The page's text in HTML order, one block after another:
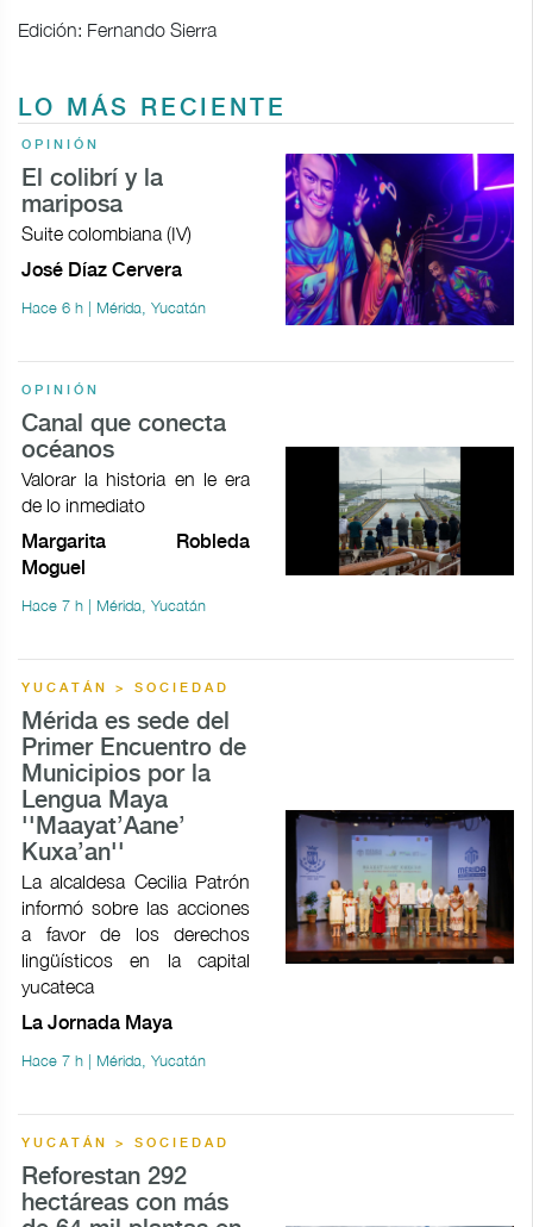
Edición: Fernando Sierra
LO MÁS RECIENTE
OPINIÓN
El colibrí y la
mariposa
Suite colombiana (IV)
José Díaz Cervera
Hace 6 h | Mérida, Yucatán
OPINIÓN
Canal que conecta
océanos
Valorar la historia en le era
de lo inmediato
Margarita Robleda
Moguel
Hace 7 h | Mérida, Yucatán
YUCATÁN > SOCIEDAD
Mérida es sede del
Primer Encuentro de
Municipios por la
Lengua Maya
''Maayat’Aane’
Kuxa’an''
La alcaldesa Cecilia Patrón
informó sobre las acciones
a favor de los derechos
lingüísticos en la capital
yucateca
La Jornada Maya
Hace 7 h | Mérida, Yucatán
YUCATÁN > SOCIEDAD
Reforestan 292
hectáreas con más